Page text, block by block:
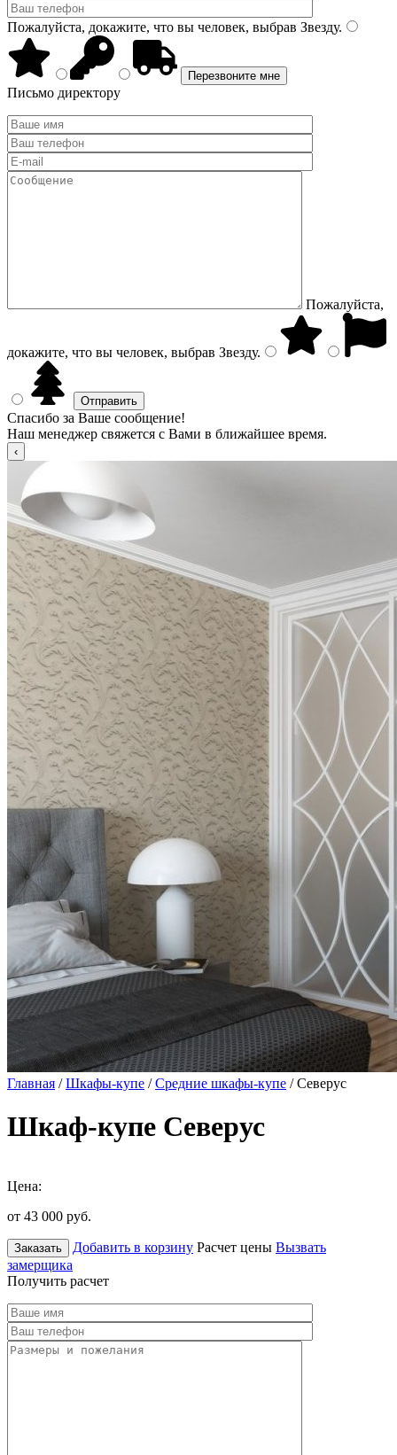
Пожалуйста, докажите, что вы человек, выбрав Звезду.
Письмо директору
Пожалуйста,
докажите, что вы человек, выбрав Звезду.
Спасибо за Ваше сообщение!
Наш менеджер свяжется с Вами в ближайшее время.
Главная /Шкафы-купе /Средние шкафы-купе / Северус
Шкаф-купе Северус
Цена:
от 43 000 руб.
Заказать Добавить в корзину Расчет цены Вызвать
замерщика
Получить расчет